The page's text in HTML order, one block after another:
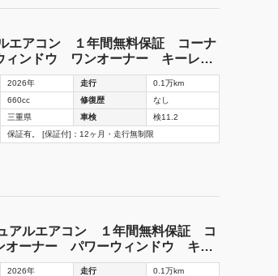
アコン １年間無料保証 コーナ
ィンドウ ワンオーナー キーレス
試乗車 ＡＢＳ 点検記録簿 衝突
2026年 走行
0.1万km
660cc 修復歴
なし
三重県 車検
検11.2
保証有。 [保証付]：12ヶ月・走行無制限
エアコン １年間無料保証 コ
オーナー パワーウィンドウ キー
検記録簿 衝突回避支援ブレー
2026年 走行
0.1万km